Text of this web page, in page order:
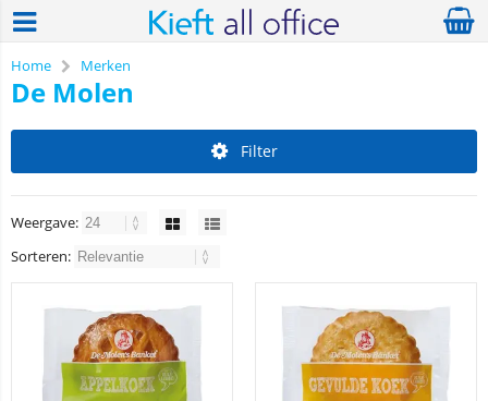
Home Merken
De Molen
Filter
Weergave:
Sorteren: